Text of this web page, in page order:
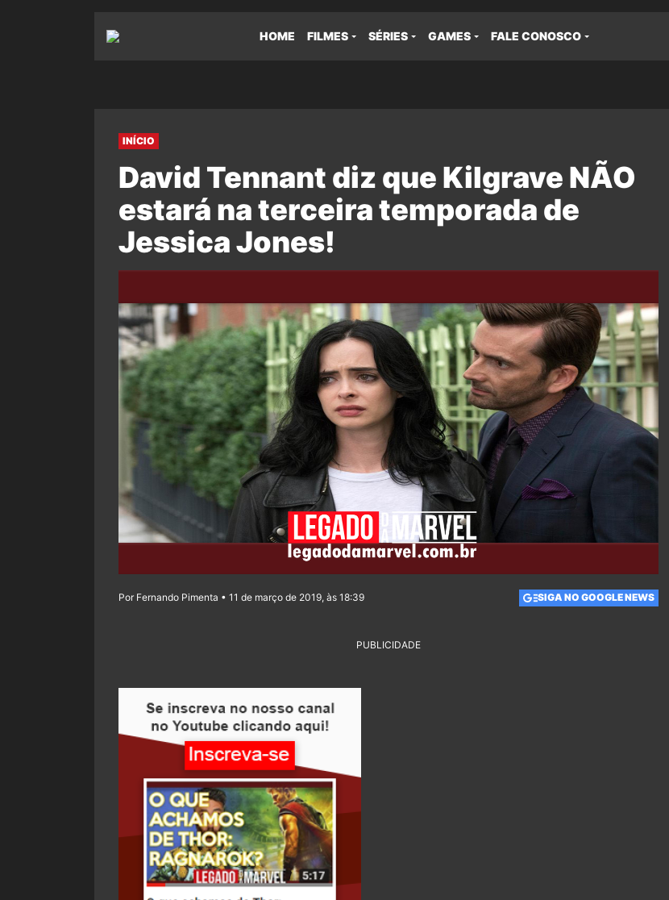
HOME FILMES SÉRIES GAMES FALE CONOSCO
INÍCIO
David Tennant diz que Kilgrave NÃO
estará na terceira temporada de
Jessica Jones!
Por Fernando Pimenta • 11 de março de 2019, às 18:39 SIGA NO GOOGLE NEWS
PUBLICIDADE